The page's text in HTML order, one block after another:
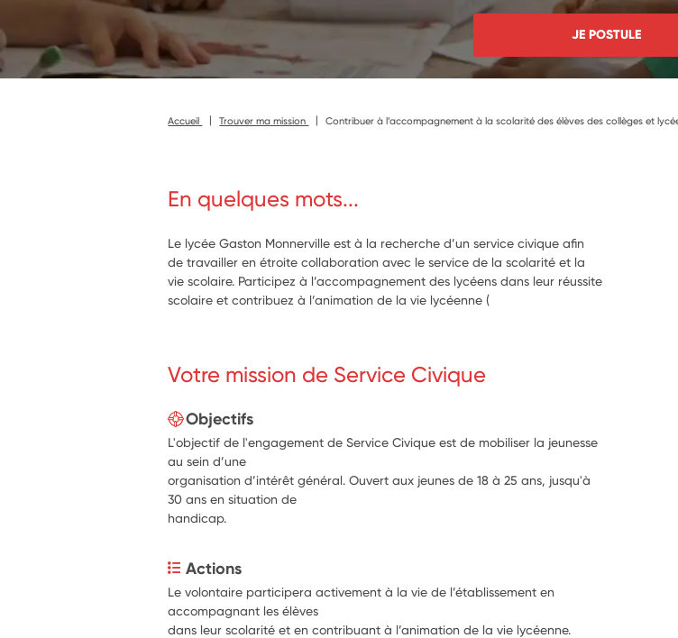
JE POSTULE
Accueil Trouver ma mission Contribuer à l’accompagnement à la scolarité des élèves des collèges et
En quelques mots...
Le lycée Gaston Monnerville est à la recherche d’un service civique afin
de travailler en étroite collaboration avec le service de la scolarité et la
vie scolaire. Participez à l’accompagnement des lycéens dans leur réussite
scolaire et contribuez à l’animation de la vie lycéenne (
Votre mission de Service Civique
Objectifs
L'objectif de l'engagement de Service Civique est de mobiliser la jeunesse
au sein d’une
organisation d’intérêt général. Ouvert aux jeunes de 18 à 25 ans, jusqu'à
30 ans en situation de
handicap.
Actions
Le volontaire participera activement à la vie de l’établissement en
accompagnant les élèves
dans leur scolarité et en contribuant à l’animation de la vie lycéenne.